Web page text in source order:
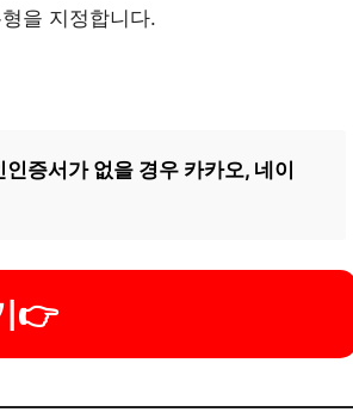
을 지정합니다.
증서가 없을 경우 카카오, 네이
👉